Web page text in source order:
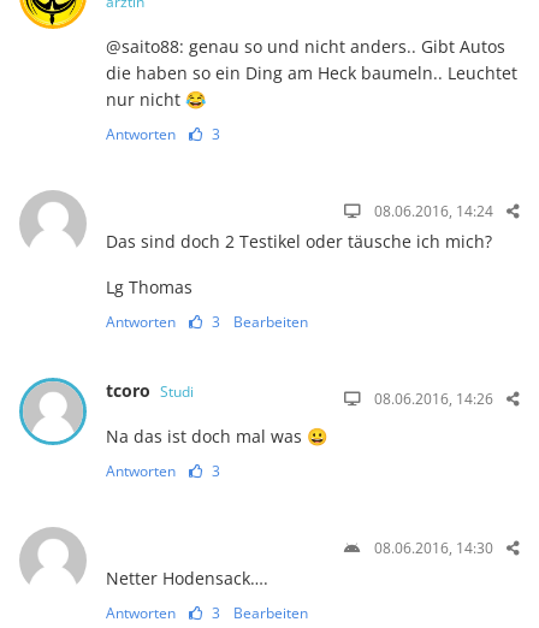
@saito88: genau so und nicht anders.. Gibt Autos
die haben so ein Ding am Heck baumeln.. Leuchtet
nur nicht 😂
Antworten 3
08.06.2016, 14:24
Das sind doch 2 Testikel oder täusche ich mich?
Lg Thomas
Antworten 3 Bearbeiten
tcoro Studi 08.06.2016, 14:26
Na das ist doch mal was 😀
Antworten 3
08.06.2016, 14:30
Netter Hodensack….
Antworten 3 Bearbeiten